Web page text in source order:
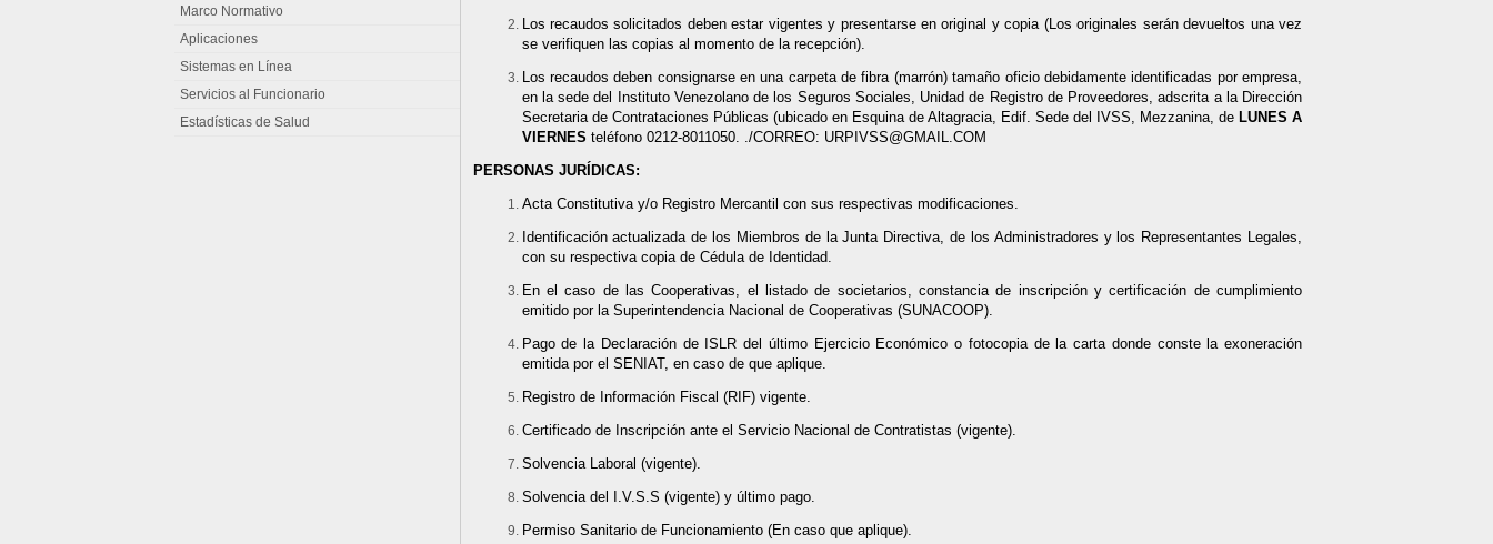
Los recaudos solicitados deben estar vigentes y presentarse en original y copia (Los originales serán devueltos una vez
se verifiquen las copias al momento de la recepción).
Los recaudos deben consignarse en una carpeta de fibra (marrón) tamaño oficio debidamente identificadas por empresa,
en la sede del Instituto Venezolano de los Seguros Sociales, Unidad de Registro de Proveedores, adscrita a la Dirección
Secretaria de Contrataciones Públicas (ubicado en Esquina de Altagracia, Edif. Sede del IVSS, Mezzanina, de LUNES A
VIERNES teléfono 0212-8011050. ./CORREO: URPIVSS@GMAIL.COM
PERSONAS JURÍDICAS:
Acta Constitutiva y/o Registro Mercantil con sus respectivas modificaciones.
Identificación actualizada de los Miembros de la Junta Directiva, de los Administradores y los Representantes Legales,
con su respectiva copia de Cédula de Identidad.
En el caso de las Cooperativas, el listado de societarios, constancia de inscripción y certificación de cumplimiento
emitido por la Superintendencia Nacional de Cooperativas (SUNACOOP).
Pago de la Declaración de ISLR del último Ejercicio Económico o fotocopia de la carta donde conste la exoneración
emitida por el SENIAT, en caso de que aplique.
Registro de Información Fiscal (RIF) vigente.
Certificado de Inscripción ante el Servicio Nacional de Contratistas (vigente).
Solvencia Laboral (vigente).
Solvencia del I.V.S.S (vigente) y último pago.
Permiso Sanitario de Funcionamiento (En caso que aplique).
Marco Normativo
Aplicaciones
Sistemas en Línea
Servicios al Funcionario
Estadísticas de Salud